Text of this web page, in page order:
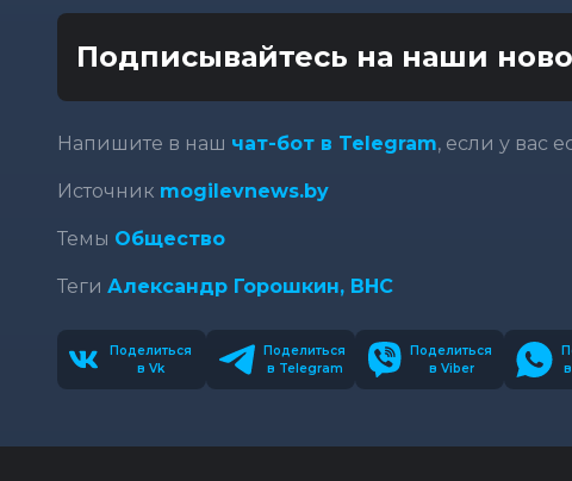
Подписывайтесь на наши
Напишите в наш чат-бот в Telegram, если у вас
Источник mogilevnews.by
Темы Общество
Теги Александр Горошкин, ВНС
Поделиться
в Vk
Поделиться
в Telegram
Поделиться
в Viber